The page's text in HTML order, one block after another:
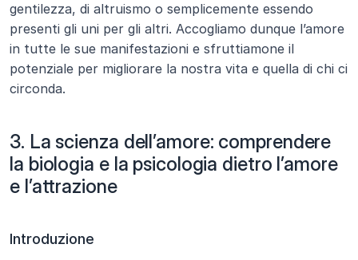
gentilezza, di altruismo o semplicemente essendo
presenti gli uni per gli altri. Accogliamo dunque l’amore
in tutte le sue manifestazioni e sfruttiamone il
potenziale per migliorare la nostra vita e quella di chi ci
circonda.
3. La scienza dell’amore: comprendere
la biologia e la psicologia dietro l’amore
e l’attrazione
Introduzione